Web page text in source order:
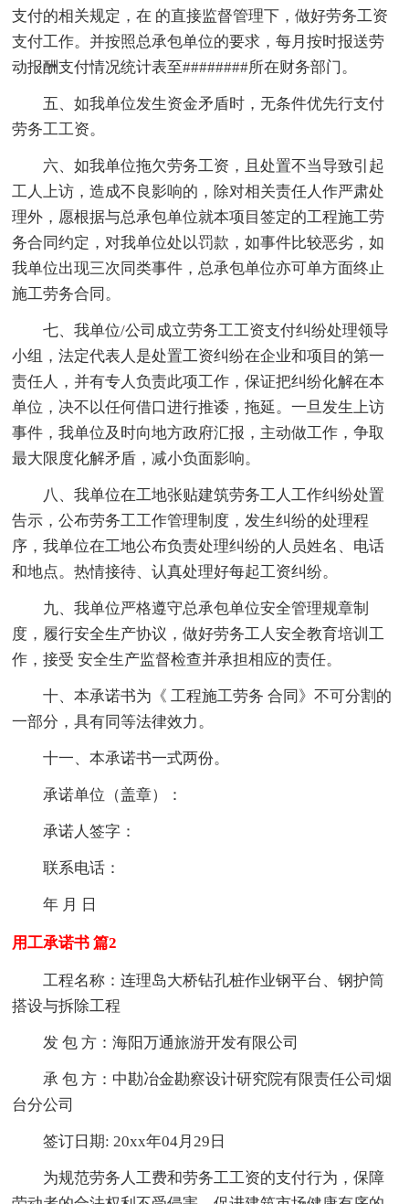
支付的相关规定，在 的直接监督管理下，做好劳务工资
支付工作。并按照总承包单位的要求，每月按时报送劳
动报酬支付情况统计表至########所在财务部门。
五、如我单位发生资金矛盾时，无条件优先行支付
劳务工工资。
六、如我单位拖欠劳务工资，且处置不当导致引起
工人上访，造成不良影响的，除对相关责任人作严肃处
理外，愿根据与总承包单位就本项目签定的工程施工劳
务合同约定，对我单位处以罚款，如事件比较恶劣，如
我单位出现三次同类事件，总承包单位亦可单方面终止
施工劳务合同。
七、我单位/公司成立劳务工工资支付纠纷处理领导
小组，法定代表人是处置工资纠纷在企业和项目的第一
责任人，并有专人负责此项工作，保证把纠纷化解在本
单位，决不以任何借口进行推诿，拖延。一旦发生上访
事件，我单位及时向地方政府汇报，主动做工作，争取
最大限度化解矛盾，减小负面影响。
八、我单位在工地张贴建筑劳务工人工作纠纷处置
告示，公布劳务工工作管理制度，发生纠纷的处理程
序，我单位在工地公布负责处理纠纷的人员姓名、电话
和地点。热情接待、认真处理好每起工资纠纷。
九、我单位严格遵守总承包单位安全管理规章制
度，履行安全生产协议，做好劳务工人安全教育培训工
作，接受 安全生产监督检查并承担相应的责任。
十、本承诺书为《 工程施工劳务 合同》不可分割的
一部分，具有同等法律效力。
十一、本承诺书一式两份。
承诺单位（盖章）：
承诺人签字：
联系电话：
年 月 日
用工承诺书 篇2
工程名称：连理岛大桥钻孔桩作业钢平台、钢护筒
搭设与拆除工程
发 包 方：海阳万通旅游开发有限公司
承 包 方：中勘冶金勘察设计研究院有限责任公司烟
台分公司
签订日期: 20xx年04月29日
为规范劳务人工费和劳务工工资的支付行为，保障